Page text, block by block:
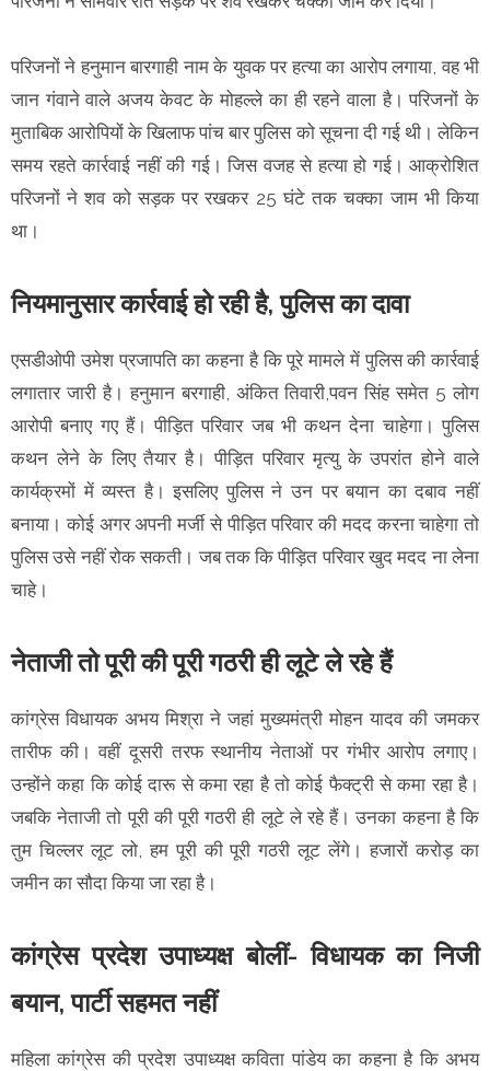
परिजनों ने हनुमान बारगाही नाम के युवक पर हत्या का आरोप लगाया, वह भी
जान गंवाने वाले अजय केवट के मोहल्ले का ही रहने वाला है। परिजनों के
मुताबिक आरोपियों के खिलाफ पांच बार पुलिस को सूचना दी गई थी। लेकिन
समय रहते कार्रवाई नहीं की गई। जिस वजह से हत्या हो गई। आक्रोशित
परिजनों ने शव को सड़क पर रखकर 25 घंटे तक चक्का जाम भी किया
था।
नियमानुसार कार्रवाई हो रही है, पुलिस का दावा
एसडीओपी उमेश प्रजापति का कहना है कि पूरे मामले में पुलिस की कार्रवाई
लगातार जारी है। हनुमान बरगाही, अंकित तिवारी,पवन सिंह समेत 5 लोग
आरोपी बनाए गए हैं। पीड़ित परिवार जब भी कथन देना चाहेगा। पुलिस
कथन लेने के लिए तैयार है। पीड़ित परिवार मृत्यु के उपरांत होने वाले
कार्यक्रमों में व्यस्त है। इसलिए पुलिस ने उन पर बयान का दबाव नहीं
बनाया। कोई अगर अपनी मर्जी से पीड़ित परिवार की मदद करना चाहेगा तो
पुलिस उसे नहीं रोक सकती। जब तक कि पीड़ित परिवार खुद मदद ना लेना
चाहे।
नेताजी तो पूरी की पूरी गठरी ही लूटे ले रहे हैं
कांग्रेस विधायक अभय मिश्रा ने जहां मुख्यमंत्री मोहन यादव की जमकर
तारीफ की। वहीं दूसरी तरफ स्थानीय नेताओं पर गंभीर आरोप लगाए।
उन्होंने कहा कि कोई दारू से कमा रहा है तो कोई फैक्ट्री से कमा रहा है।
जबकि नेताजी तो पूरी की पूरी गठरी ही लूटे ले रहे हैं। उनका कहना है कि
तुम चिल्लर लूट लो, हम पूरी की पूरी गठरी लूट लेंगे। हजारों करोड़ का
जमीन का सौदा किया जा रहा है।
कांग्रेस प्रदेश उपाध्यक्ष बोलीं- विधायक का निजी
बयान, पार्टी सहमत नहीं
महिला कांग्रेस की प्रदेश उपाध्यक्ष कविता पांडेय का कहना है कि अभय